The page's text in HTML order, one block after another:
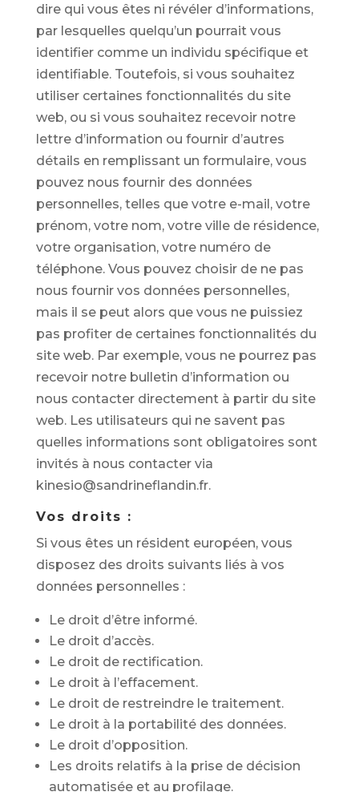
dire qui vous êtes ni révéler d’informations,
par lesquelles quelqu’un pourrait vous
identifier comme un individu spécifique et
identifiable. Toutefois, si vous souhaitez
utiliser certaines fonctionnalités du site
web, ou si vous souhaitez recevoir notre
lettre d’information ou fournir d’autres
détails en remplissant un formulaire, vous
pouvez nous fournir des données
personnelles, telles que votre e-mail, votre
prénom, votre nom, votre ville de résidence,
votre organisation, votre numéro de
téléphone. Vous pouvez choisir de ne pas
nous fournir vos données personnelles,
mais il se peut alors que vous ne puissiez
pas profiter de certaines fonctionnalités du
site web. Par exemple, vous ne pourrez pas
recevoir notre bulletin d’information ou
nous contacter directement à partir du site
web. Les utilisateurs qui ne savent pas
quelles informations sont obligatoires sont
invités à nous contacter via
kinesio@sandrineflandin.fr.
Vos droits :
Si vous êtes un résident européen, vous
disposez des droits suivants liés à vos
données personnelles :
Le droit d’être informé.
Le droit d’accès.
Le droit de rectification.
Le droit à l’effacement.
Le droit de restreindre le traitement.
Le droit à la portabilité des données.
Le droit d’opposition.
Les droits relatifs à la prise de décision
automatisée et au profilage.